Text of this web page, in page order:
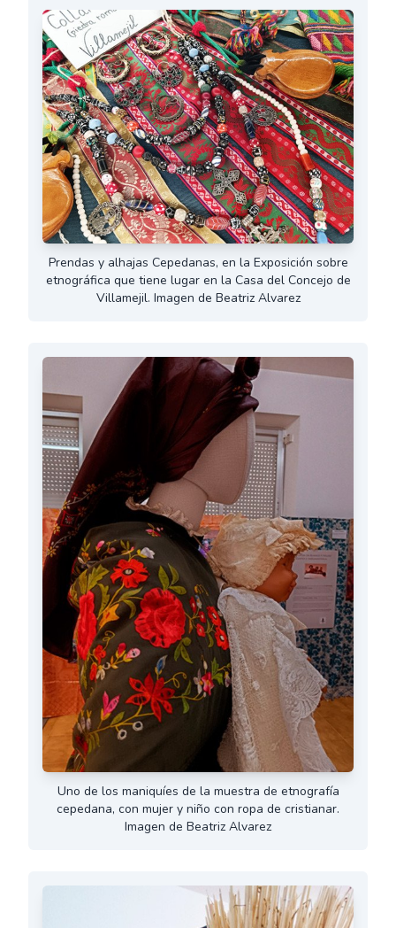
Prendas y alhajas Cepedanas, en la Exposición sobre
etnográfica que tiene lugar en la Casa del Concejo de
Villamejil. Imagen de Beatriz Alvarez
Uno de los maniquíes de la muestra de etnografía
cepedana, con mujer y niño con ropa de cristianar.
Imagen de Beatriz Alvarez